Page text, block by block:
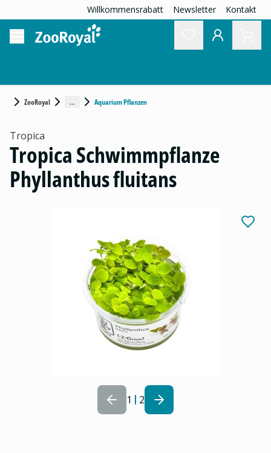
Willkommensrabatt Newsletter Kontakt
ZooRoyal ... Aquarium Pflanzen
1 2
Tropica
Tropica Schwimmpflanze
Phyllanthus fluitans